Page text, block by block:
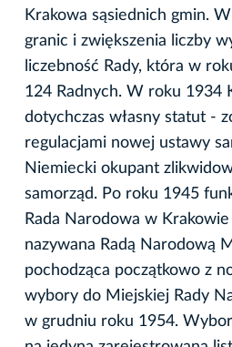
Krakowa sąsiednich gmin.
granic i zwiększenia liczby
liczebność Rady, która w
124 Radnych. W roku 1934
dotychczas własny statut -
regulacjami nowej ustawy
Niemiecki okupant
samorząd. Po roku 1945
Rada Narodowa w
nazywana Radą Narodową
pochodząca początkowo z
wybory do Miejskiej Rady
w grudniu roku 1954.